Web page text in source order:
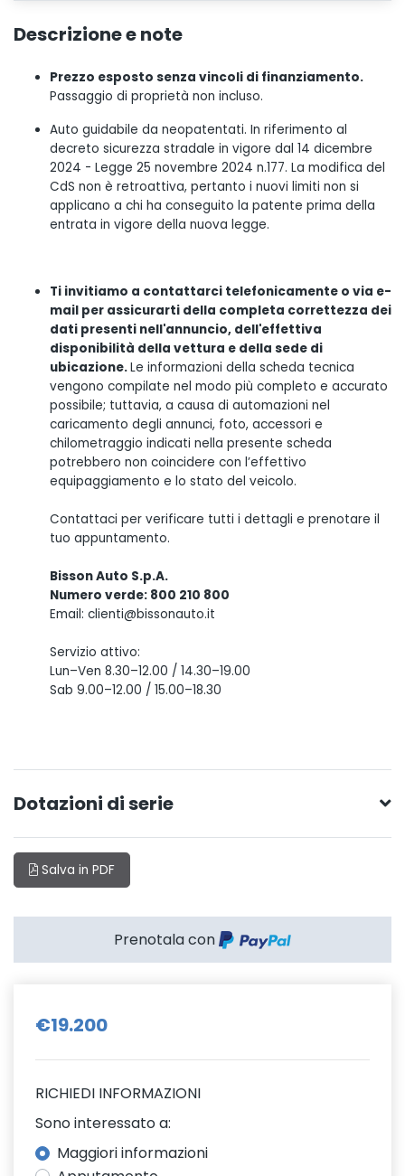
Descrizione e note
Prezzo esposto senza vincoli di finanziamento.
Passaggio di proprietà non incluso.
Auto guidabile da neopatentati. In riferimento al
decreto sicurezza stradale in vigore dal 14 dicembre
2024 - Legge 25 novembre 2024 n.177. La modifica del
CdS non è retroattiva, pertanto i nuovi limiti non si
applicano a chi ha conseguito la patente prima della
entrata in vigore della nuova legge.
Ti invitiamo a contattarci telefonicamente o via e-
mail per assicurarti della completa correttezza dei
dati presenti nell'annuncio, dell'effettiva
disponibilità della vettura e della sede di
ubicazione.Le informazioni della scheda tecnica
vengono compilate nel modo più completo e accurato
possibile; tuttavia, a causa di automazioni nel
caricamento degli annunci, foto, accessori e
chilometraggio indicati nella presente scheda
potrebbero non coincidere con l’effettivo
equipaggiamento e lo stato del veicolo.
Contattaci per verificare tutti i dettagli e prenotare il
tuo appuntamento.
Bisson Auto S.p.A.
Numero verde: 800 210 800
Email: clienti@bissonauto.it
Servizio attivo:
Lun–Ven 8.30–12.00 / 14.30–19.00
Sab 9.00–12.00 / 15.00–18.30
Dotazioni di serie
Salva in PDF
Prenotala con
€19.200
RICHIEDI INFORMAZIONI
Sono interessato a:
Maggiori informazioni